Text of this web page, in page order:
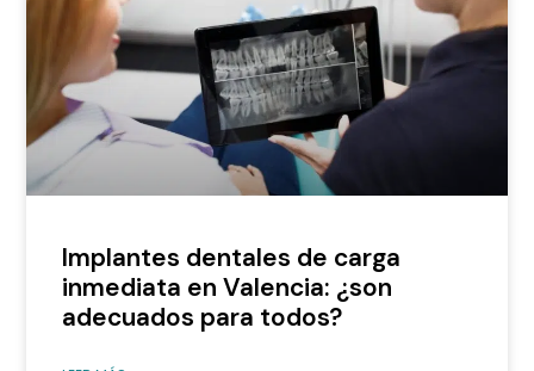
Implantes dentales de carga
inmediata en Valencia: ¿son
adecuados para todos?